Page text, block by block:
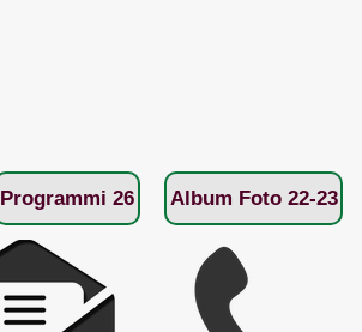
Programmi 26 Album Foto 22-23